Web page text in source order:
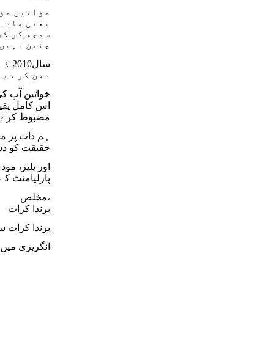
خواتین
یعنی
سمجھ کر
جنین
دفن کر
خواتین آپ
اس کامل
مضبوط کرے
ہم ذات پر
حقیقت کو
پارلیامنٹ
مخلص،
برندا کرات
برندا کرات
انگریزی